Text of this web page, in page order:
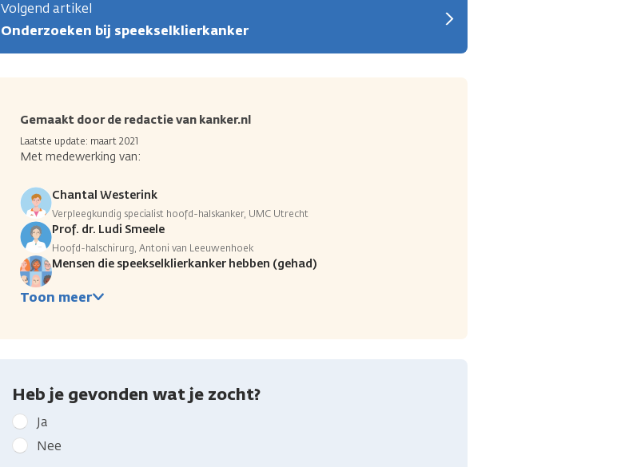
Volgend artikel
Onderzoeken bij speekselklierkanker
Gemaakt door de redactie van kanker.nl
Laatste update: maart 2021
Met medewerking van:
Chantal Westerink
Verpleegkundig specialist hoofd-halskanker, UMC Utrecht
Prof. dr. Ludi Smeele
Hoofd-halschirurg, Antoni van Leeuwenhoek
Mensen die speekselklierkanker hebben (gehad)
Toon meer
Heb je gevonden wat je zocht?
Geef
kanker.nl
feedback:
Ja
Nee